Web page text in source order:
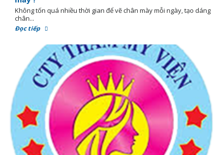
Không tốn quá nhiều thời gian để vẽ chân mày mỗi ngày, tạo dáng
chân...
Đọc tiếp